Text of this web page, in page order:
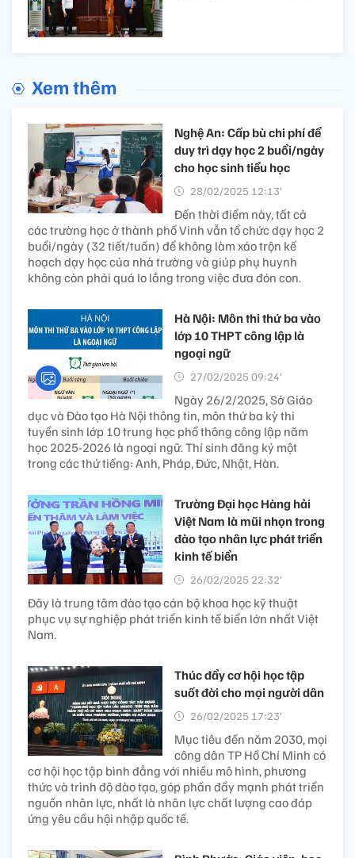
Xem thêm
Nghệ An: Cấp bù chi phí để
duy trì dạy học 2 buổi/ngày
cho học sinh tiểu học
28/02/2025 12:13’
Đến thời điểm này, tất cả
các trường học ở thành phố Vinh vẫn tổ chức dạy học 2
buổi/ngày (32 tiết/tuần) để không làm xáo trộn kế
hoạch dạy học của nhà trường và giúp phụ huynh
không còn phải quá lo lắng trong việc đưa đón con.
Hà Nội: Môn thi thứ ba vào
lớp 10 THPT công lập là
ngoại ngữ
27/02/2025 09:24’
Ngày 26/2/2025, Sở Giáo
dục và Đào tạo Hà Nội thông tin, môn thứ ba kỳ thi
tuyển sinh lớp 10 trung học phổ thông công lập năm
học 2025-2026 là ngoại ngữ. Thí sinh đăng ký một
trong các thứ tiếng: Anh, Pháp, Đức, Nhật, Hàn.
Trường Đại học Hàng hải
Việt Nam là mũi nhọn trong
đào tạo nhân lực phát triển
kinh tế biển
26/02/2025 22:32’
Đây là trung tâm đào tạo cán bộ khoa học kỹ thuật
phục vụ sự nghiệp phát triển kinh tế biển lớn nhất Việt
Nam.
Thúc đẩy cơ hội học tập
suốt đời cho mọi người dân
26/02/2025 17:23’
Mục tiêu đến năm 2030, mọi
công dân TP Hồ Chí Minh có
cơ hội học tập bình đẳng với nhiều mô hình, phương
thức và trình độ đào tạo, góp phần đẩy mạnh phát triển
nguồn nhân lực, nhất là nhân lực chất lượng cao đáp
ứng yêu cầu hội nhập quốc tế.